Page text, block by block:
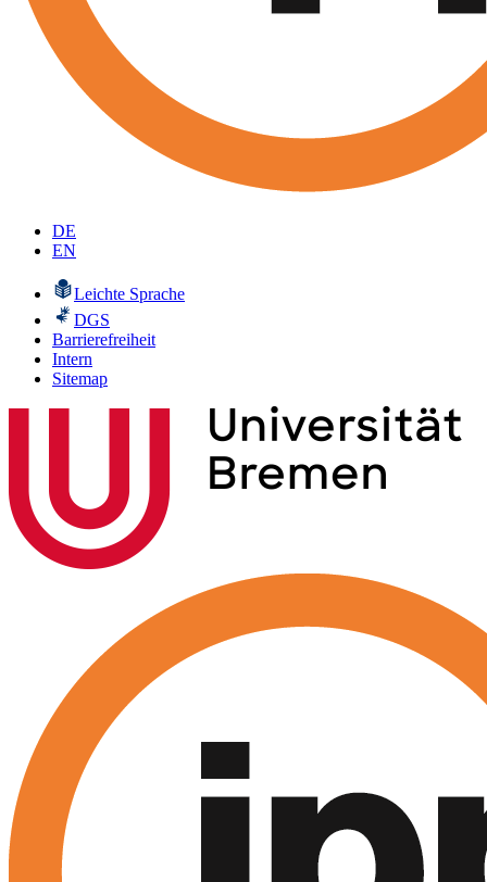
DE
EN
Leichte Sprache
DGS
Barrierefreiheit
Intern
Sitemap